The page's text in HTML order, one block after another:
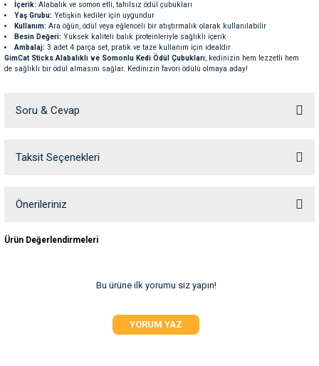
Temizlik
Ek Besinler
İçerik: Alabalık ve somon etli, tahılsız ödül çubukları
Yaş Grubu: Yetişkin kediler için uygundur
Kullanım: Ara öğün, ödül veya eğlenceli bir atıştırmalık olarak kullanılabilir
Besin Değeri: Yüksek kaliteli balık proteinleriyle sağlıklı içerik
Ambalaj: 3 adet 4 parça set, pratik ve taze kullanım için idealdir
GimCat Sticks Alabalıklı ve Somonlu Kedi Ödül Çubukları , kedinizin hem lezzetli hem
de sağlıklı bir ödül almasını sağlar. Kedinizin favori ödülü olmaya aday!
Soru & Cevap
Ürün hakkında henüz soru sorulmamış.
Taksit Seçenekleri
Önerileriniz
yetersiz gördüğünüz noktaları öneri formunu kullanarak tarafımıza
Ürün açıklamasında eksik bilgiler bulunuyor.
Ürün Değerlendirmeleri
Bu ürüne ilk yorumu siz yapın!
YORUM YAZ